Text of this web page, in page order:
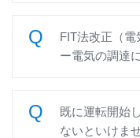
FIT法改正（
ー電気の調達
既に運転開始
ないといけま